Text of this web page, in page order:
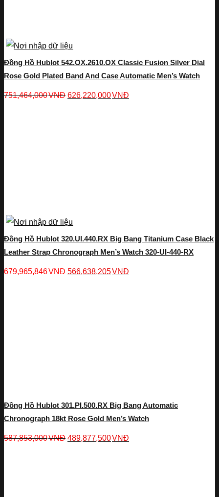
Đồng Hồ Hublot 542.OX.2610.OX Classic Fusion Silver Dial
Rose Gold Plated Band And Case Automatic Men’s Watch
751,464,000VNĐ 626,220,000VNĐ
Đồng Hồ Hublot 320.UI.440.RX Big Bang Titanium Case Black
Leather Strap Chronograph Men’s Watch 320-UI-440-RX
679,965,846VNĐ 566,638,205VNĐ
Đồng Hồ Hublot 301.PI.500.RX Big Bang Automatic
Chronograph 18kt Rose Gold Men’s Watch
587,853,000VNĐ 489,877,500VNĐ